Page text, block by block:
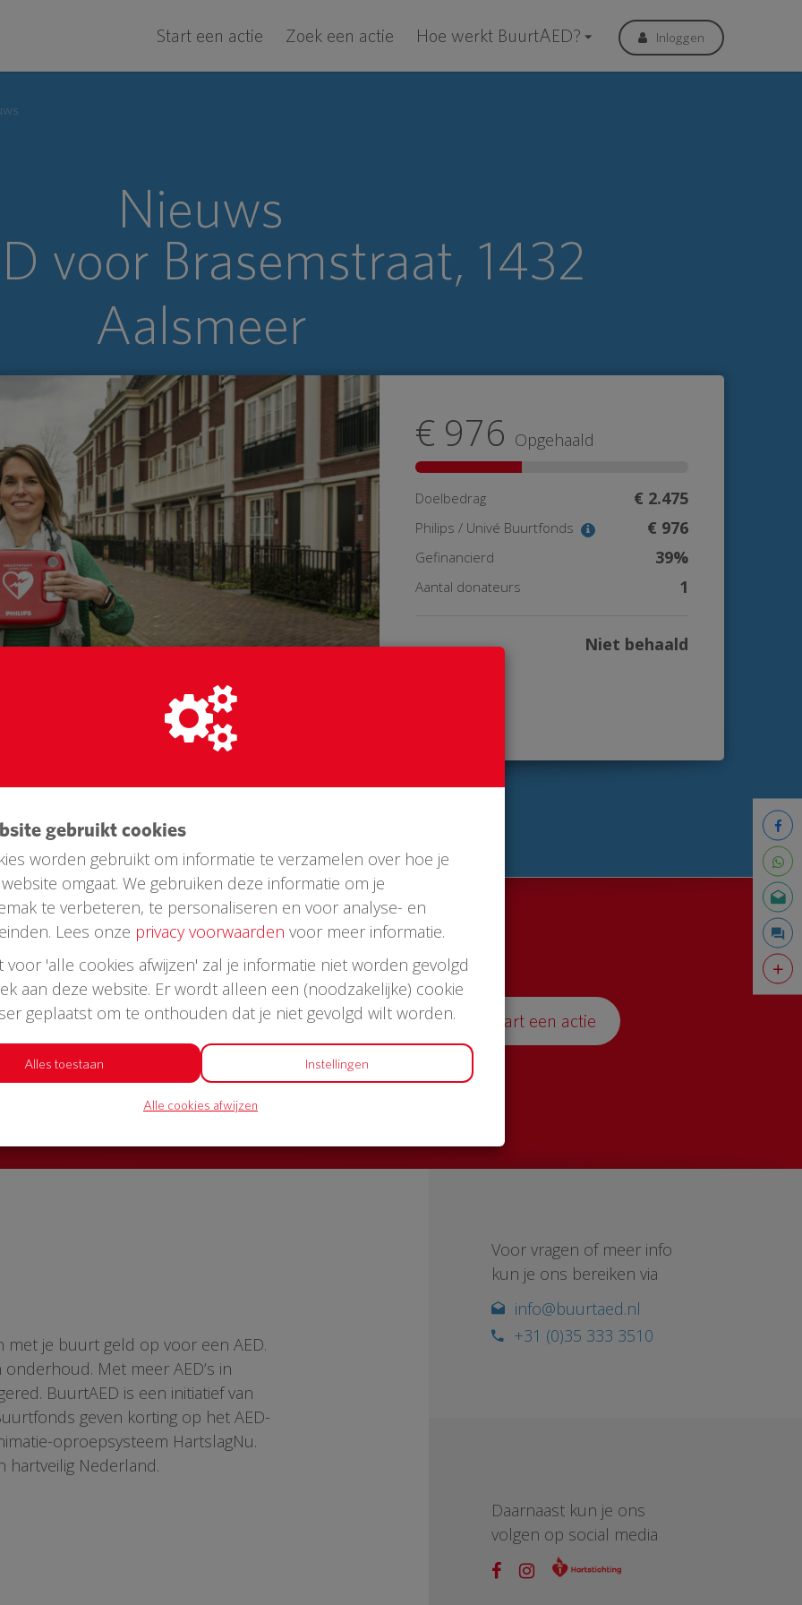
Start een actie Zoek een actie Hoe werkt BuurtAED? Inloggen
Nieuws
voor Brasemstraat, 1432
Aalsmeer
€ 976 Opgehaald
Doelbedrag € 2.475
Philips / Univé Buurtfonds € 976
Gefinancierd 39%
Aantal donateurs 1
Niet behaald
in jouw straat?
een AED + buitenkast met korting
Start een actie
met je buurt geld op voor een AED.
Met meer AED’s in
BuurtAED is een initiatief van
geven korting op het AED-
oproepsysteem HartslagNu.
hartveilig Nederland.
Voor vragen of meer info
kun je ons bereiken via
info@buurtaed.nl
+31 (0)35 333 3510
Daarnaast kun je ons
volgen op social media
gebruikt cookies
worden gebruikt om informatie te verzamelen over hoe je
omgaat. We gebruiken deze informatie om je
te verbeteren, te personaliseren en voor analyse- en
Lees onze privacy voorwaarden voor meer informatie.
voor 'alle cookies afwijzen' zal je informatie niet worden gevolgd
aan deze website. Er wordt alleen een (noodzakelijke) cookie
geplaatst om te onthouden dat je niet gevolgd wilt worden.
Alles toestaan Instellingen
Alle cookies afwijzen